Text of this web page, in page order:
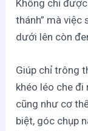
Không chỉ
thánh” mà
dưới lên còn
Giúp chỉ trông
khéo léo che
cũng như cơ
biệt, góc chụp